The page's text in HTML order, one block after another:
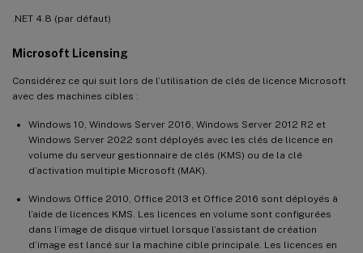
.NET 4.8 (par défaut)
Microsoft Licensing
Considérez ce qui suit lors de l’utilisation de clés de licence Microsoft
avec des machines cibles :
Windows 10, Windows Server 2016, Windows Server 2012 R2 et
Windows Server 2022 sont déployés avec les clés de licence en
volume du serveur gestionnaire de clés (KMS) ou de la clé
d’activation multiple Microsoft (MAK).
Windows Office 2010, Office 2013 et Office 2016 sont déployés à
l’aide de licences KMS. Les licences en volume sont configurées
dans l’image de disque virtuel lorsque l’assistant de création
d’image est lancé sur la machine cible principale. Les licences en